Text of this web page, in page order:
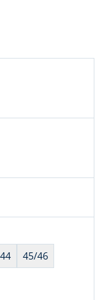
Fit. für
44
45/46